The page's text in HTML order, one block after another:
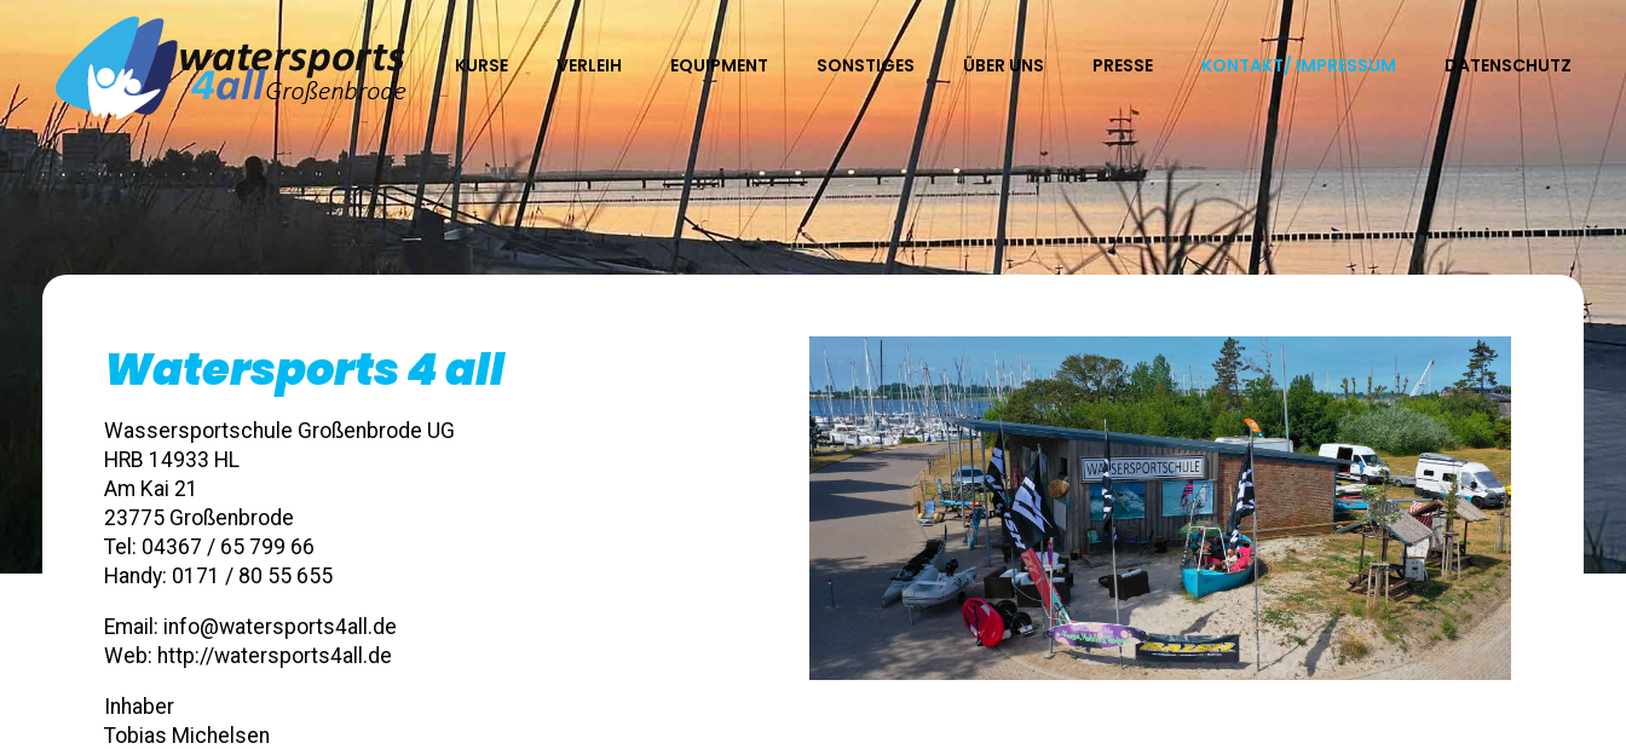
Die Wassersportschule in Großenbrode
KURSE VERLEIH EQUIPMENT SONSTIGES ÜBER UNS PRESSE KONTAKT/ IMPRESSUM DATENSCHUTZ
Watersports 4 all
Wassersportschule Großenbrode UG
HRB 14933 HL
Am Kai 21
23775 Großenbrode
Tel: 04367 / 65 799 66
Handy: 0171 / 80 55 655
Email: info@watersports4all.de
Web: http://watersports4all.de
Inhaber
Tobias Michelsen